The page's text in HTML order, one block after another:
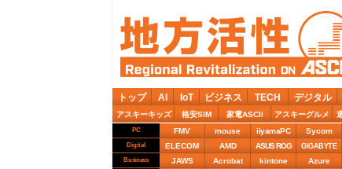
トップ AI IoT ビジネス TECH デジタル
アスキーキッズ 格安SIM 家電ASCII アスキーグルメ
PC FMV mouse iiyamaPC Sycom
Digital ELECOM AMD ASUS ROG GIGABYTE
Business JAWS Acrobat kintone Azure